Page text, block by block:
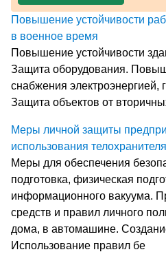
Повышение устойчивости
в военное время
Повышение устойчивости
Защита оборудования.
снабжения электроэнергией,
Защита объектов от
Меры личной защиты
использования телохранителя
Меры для обеспечения
подготовка, физическая
информационного вакуума.
средств и правил личного
дома, в автомашине.
Использование правил бе